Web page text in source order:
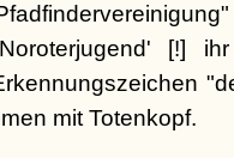
[!]
mit Totenkopf.